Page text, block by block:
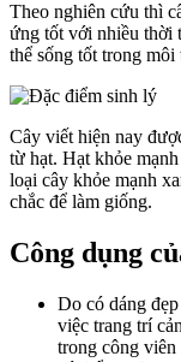
Theo nghiên cứu thì
ứng tốt với nhiều thời
thể sống tốt trong
Cây viết hiện nay
từ hạt. Hạt khỏe
loại cây khỏe mạnh
chắc để làm giống.
Công dụng
Do có dáng
việc trang trí
trong công viên